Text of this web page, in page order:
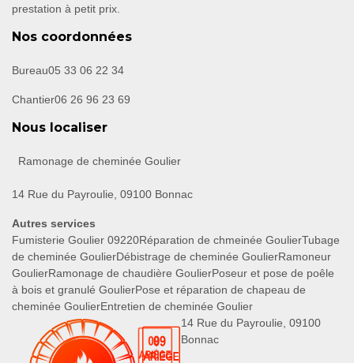
prestation à petit prix.
Nos coordonnées
Bureau05 33 06 22 34
Chantier06 26 96 23 69
Nous localiser
Ramonage de cheminée Goulier
14 Rue du Payroulie, 09100 Bonnac
Autres services
Fumisterie Goulier 09220Réparation de chmeinée GoulierTubage
de cheminée GoulierDébistrage de cheminée GoulierRamoneur
GoulierRamonage de chaudière GoulierPoseur et pose de poêle
à bois et granulé GoulierPose et réparation de chapeau de
cheminée GoulierEntretien de cheminée Goulier
14 Rue du Payroulie, 09100
Bonnac